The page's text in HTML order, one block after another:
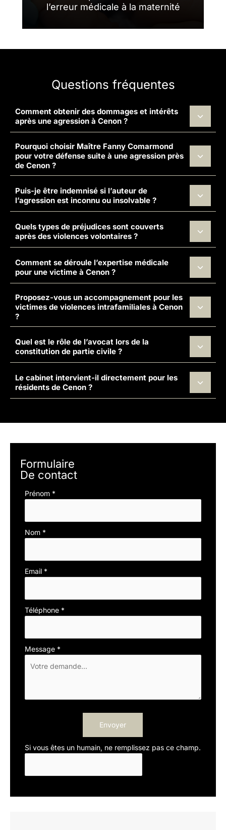
l’erreur médicale à la maternité
Questions fréquentes
Comment obtenir des dommages et intérêts
après une agression à Cenon ?
Pourquoi choisir Maître Fanny Comarmond
pour votre défense suite à une agression près
de Cenon ?
Puis-je être indemnisé si l’auteur de
l’agression est inconnu ou insolvable ?
Quels types de préjudices sont couverts
après des violences volontaires ?
Comment se déroule l’expertise médicale
pour une victime à Cenon ?
Proposez-vous un accompagnement pour les
victimes de violences intrafamiliales à Cenon
?
Quel est le rôle de l’avocat lors de la
constitution de partie civile ?
Le cabinet intervient-il directement pour les
résidents de Cenon ?
Formulaire
De contact
Formulaire
Prénom *
Nom *
Email *
Téléphone *
Message *
Envoyer
Si vous êtes un humain, ne remplissez pas ce champ.